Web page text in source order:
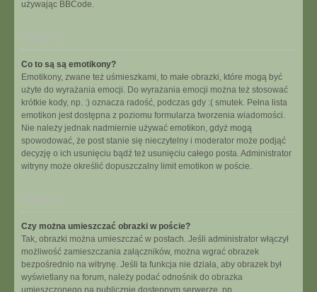
używając BBCode.
Co to są są emotikony?
Emotikony, zwane też uśmieszkami, to małe obrazki, które mogą być
użyte do wyrażania emocji. Do wyrażania emocji można też stosować
krótkie kody, np. :) oznacza radość, podczas gdy :( smutek. Pełna lista
emotikon jest dostępna z poziomu formularza tworzenia wiadomości.
Nie należy jednak nadmiernie używać emotikon, gdyż mogą
spowodować, że post stanie się nieczytelny i moderator może podjąć
decyzję o ich usunięciu bądź też usunięciu całego posta. Administrator
witryny może określić dopuszczalny limit emotikon w poście.
Czy można umieszczać obrazki w poście?
Tak, obrazki można umieszczać w postach. Jeśli administrator włączył
możliwość zamieszczania załączników, można wgrać obrazek
bezpośrednio na witrynę. Jeśli ta funkcja nie działa, aby obrazek był
wyświetlany na forum, należy podać odnośnik do obrazka
umieszczonego na publicznie dostępnym serwerze, np.